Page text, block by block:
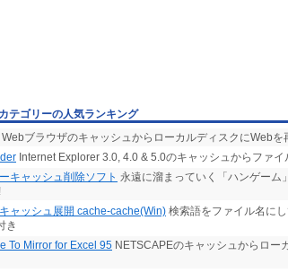
テゴリーの人気ランキング
WebブラウザのキャッシュからローカルディスクにWebを
Internet Explorer 3.0, 4.0 & 5.0のキャッシュからファ
キャッシュ削除ソフト 永遠に溜まっていく「ハンゲーム
ャッシュ展開 cache-cache(Win) 検索語をファイル名に
き
To Mirror for Excel 95 NETSCAPEのキャッシュからロー